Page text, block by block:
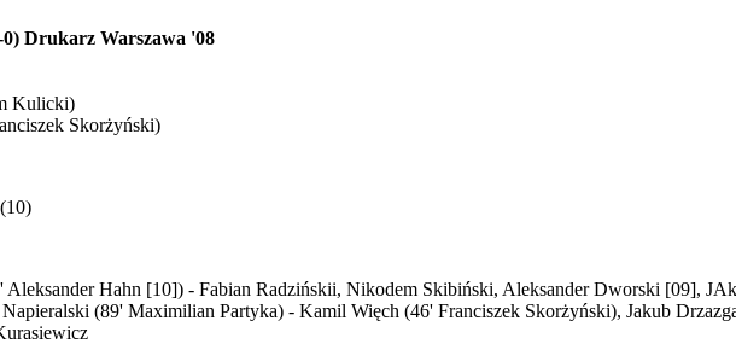
Drukarz Warszawa '08
Kulicki)
Skorżyński)
Hahn [10]) - Fabian Radzińskii, Nikodem Skibiński, Aleksander Dworski [09],
(89' Maximilian Partyka) - Kamil Więch (46' Franciszek Skorżyński), Jakub